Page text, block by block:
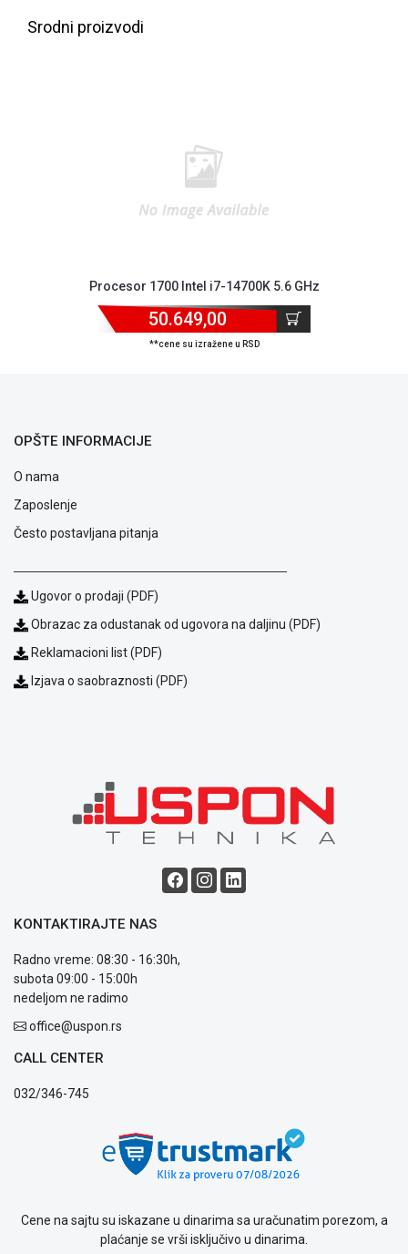
Saobraznost
reklamacije
prijava
kvara
privatnosti
Politika
o
kolačićima
Provera
garancije
OUTLET
Srodni proizvodi
Procesor 1700 Intel i7-14700K 5.6 GHz
50.649,00
**cene su izražene u RSD
OPŠTE INFORMACIJE
O nama
Zaposlenje
Često postavljana pitanja
Ugovor o prodaji (PDF)
Obrazac za odustanak od ugovora na daljinu (PDF)
Reklamacioni list (PDF)
Izjava o saobraznosti (PDF)
KONTAKTIRAJTE NAS
Radno vreme: 08:30 - 16:30h,
subota 09:00 - 15:00h
nedeljom ne radimo
office@uspon.rs
CALL CENTER
032/346-745
Cene na sajtu su iskazane u dinarima sa uračunatim porezom, a
plaćanje se vrši isključivo u dinarima.